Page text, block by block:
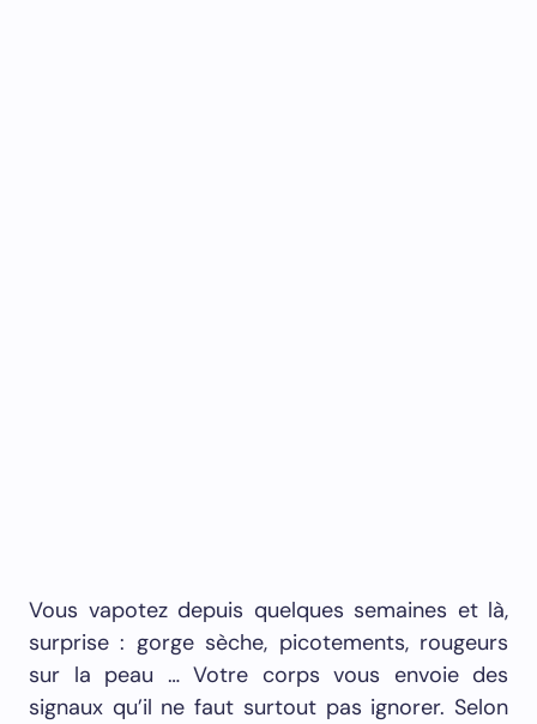
Vous vapotez depuis quelques semaines et là,
surprise : gorge sèche, picotements, rougeurs
sur la peau … Votre corps vous envoie des
signaux qu’il ne faut surtout pas ignorer. Selon